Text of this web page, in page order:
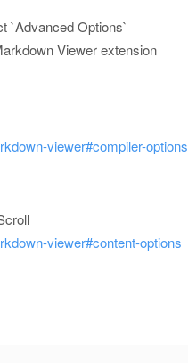
`Advanced Options`
Viewer extension
viewer#compiler-options
viewer#content-options